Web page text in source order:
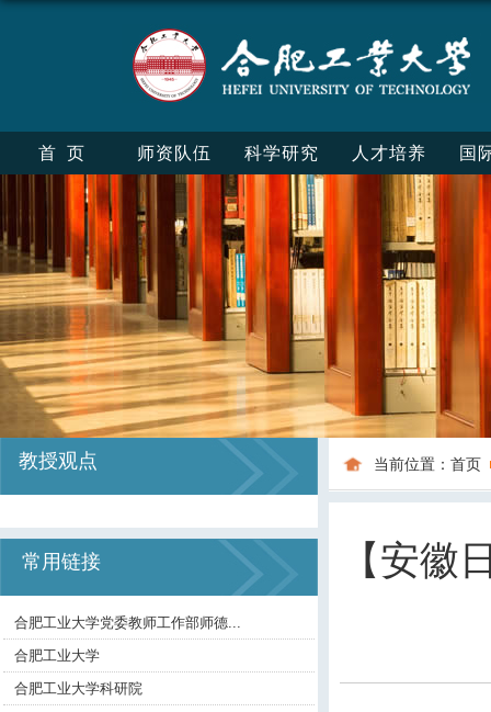
首页 师资队伍 科学研究 人才培养 国
教授观点
常用链接
合肥工业大学党委教师工作部师德...
合肥工业大学
合肥工业大学科研院
当前位置： 首页
【安徽